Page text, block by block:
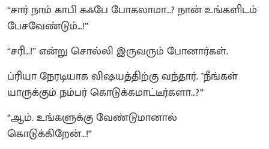
“சார் நாம் காபி கஃபே போகலாமா…? நான் உங்களிடம்
பேசவேண்டும்…!”
“சரி…!” என்று சொல்லி இருவரும் போனார்கள்.
ப்ரியா நேரடியாக விஷயத்திற்கு வந்தார். "நீங்கள்
யாருக்கும் நம்பர் கொடுக்கமாட்டீர்களா…?”
“ஆம். உங்களுக்கு வேண்டுமானால்
கொடுக்கிறேன்…!”